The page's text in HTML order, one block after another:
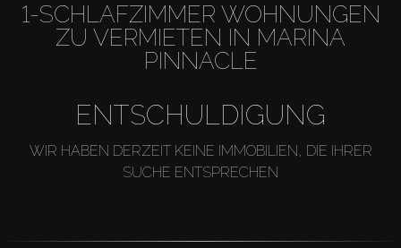
1-SCHLAFZIMMER WOHNUNGEN
ZU VERMIETEN IN MARINA
PINNACLE
ENTSCHULDIGUNG
WIR HABEN DERZEIT KEINE IMMOBILIEN, DIE IHRER
SUCHE ENTSPRECHEN